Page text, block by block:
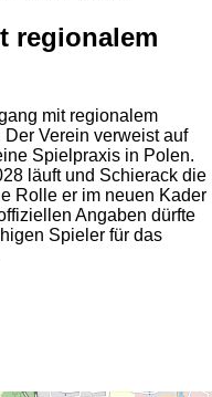
regionalem
mit regionalem
Verein verweist auf
Spielpraxis in Polen.
läuft und Schierack die
Rolle er im neuen Kader
Angaben dürfte
Spieler für das